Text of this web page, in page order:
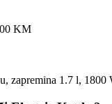
KM
zapremina 1.7 l,